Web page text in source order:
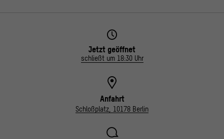
Jetzt geöffnet
schließt um 18:30 Uhr
Anfahrt
Schloßplatz, 10178 Berlin